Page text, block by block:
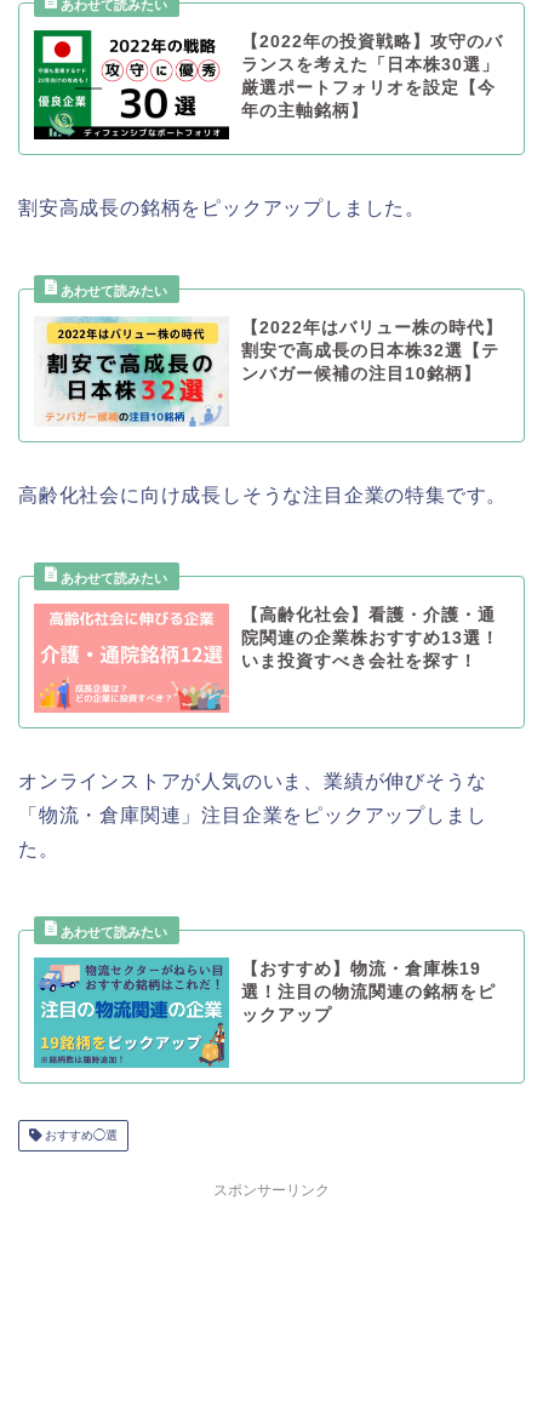
【2022年の投資戦略】攻守のバ
ランスを考えた「日本株30選」
厳選ポートフォリオを設定【今
年の主軸銘柄】
割安高成長の銘柄をピックアップしました。
【2022年はバリュー株の時代】
割安で高成長の日本株32選【テ
ンバガー候補の注目10銘柄】
高齢化社会に向け成長しそうな注目企業の特集です。
【高齢化社会】看護・介護・通
院関連の企業株おすすめ13選！
いま投資すべき会社を探す！
オンラインストアが人気のいま、業績が伸びそうな
「物流・倉庫関連」注目企業をピックアップしまし
た。
【おすすめ】物流・倉庫株19
選！注目の物流関連の銘柄をピ
ックアップ
おすすめ◯選
スポンサーリンク